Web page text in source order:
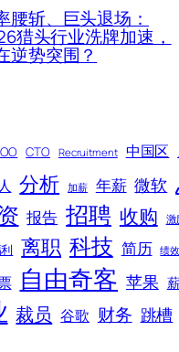
腰斩、巨头退场：
猎头行业洗牌加速，
逆势突围？
CTO Recruitment 中国区
分析 加薪 年薪 微软
报告 招聘 收购
离职 科技 简历 绩效
自由奇客 苹果
裁员 谷歌 财务 跳槽